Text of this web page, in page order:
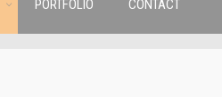
PORTFOLIO CONTACT